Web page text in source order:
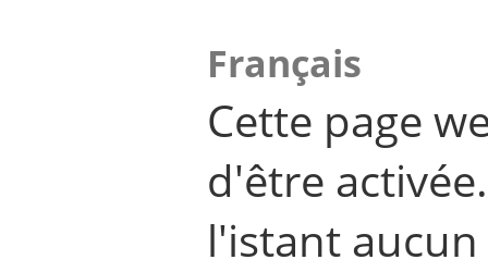
Français
Cette page
d'être
l'istant